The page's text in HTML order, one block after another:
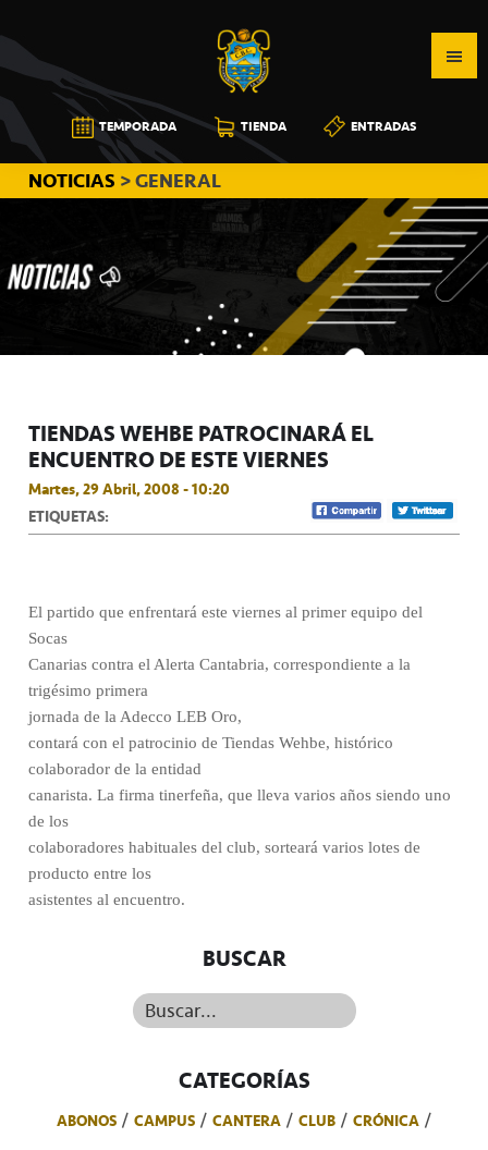
a
la
navegación
principal
al
contenido
principal
a
la
barra
lateral
principal
CB
CANARIAS
TEMPORADA TIENDA ENTRADAS
NOTICIAS > GENERAL
TIENDAS WEHBE PATROCINARÁ EL
ENCUENTRO DE ESTE VIERNES
Martes, 29 Abril, 2008 - 10:20
ETIQUETAS:
El partido que enfrentará este viernes al primer equipo del
Socas
Canarias contra el Alerta Cantabria, correspondiente a la
trigésimo primera
jornada de la Adecco LEB Oro,
contará con el patrocinio de Tiendas Wehbe, histórico
colaborador de la entidad
canarista. La firma tinerfeña, que lleva varios años siendo uno
de los
colaboradores habituales del club, sorteará varios lotes de
producto entre los
asistentes al encuentro.
BUSCAR
Buscar...
CATEGORÍAS
ABONOS CAMPUS CANTERA CLUB
CRÓNICA